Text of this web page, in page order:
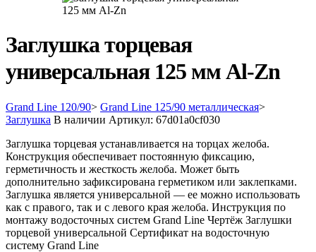
Заглушка торцевая
универсальная 125 мм Al-Zn
Grand Line 120/90> Grand Line 125/90 металлическая>
Заглушка В наличии Артикул: 67d01a0cf030
Заглушка торцевая устанавливается на торцах желоба.
Конструкция обеспечивает постоянную фиксацию,
герметичность и жесткость желоба. Может быть
дополнительно зафиксирована герметиком или заклепками.
Заглушка является универсальной — ее можно использовать
как с правого, так и с левого края желоба. Инструкция по
монтажу водосточных систем Grand Line Чертёж Заглушки
торцевой универсальной Сертификат на водосточную
систему Grand Line